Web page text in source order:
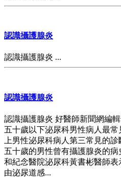
認識攝護腺炎
認識攝護腺炎 ...
認識攝護腺炎
認識攝護腺炎 好醫師新聞網編
五十歲以下泌尿科男性病人最
上男性泌尿科病人第三常見的
五十歲的男性曾有攝護腺炎的
和紀念醫院泌尿科黃書彬醫師
由泌尿道感...